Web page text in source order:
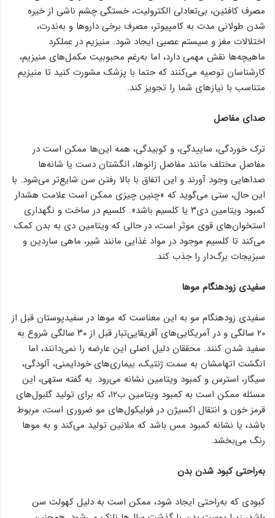
مصرف کافئین، بی‌تعادلی الکترولیت، خستگی چشم ناشی از خیره
شدن طولانی مدت به کامپیوتر، مصرف برخی داروها و به‌ندرت،
اختلالات مغز و سیستم عصبی ایجاد شود. منیزیم در عملکرد
ماهیچه‌ها نقش مهمی دارد، اما به‌رغم محبوبیت مکمل‌های منیزیم،‌
کارشناسان توصیه می‌کنند که حتما با پزشک مشورت کنید تا منیزیم
متناسب با نیازهای شما را تجویز کند.
صدای مفاصل
ترک خوردگی، ساییدگی، و کوبیدگی، همه این‌ها ممکن است در
مفاصل مختلف مانند مفاصل زانوها، انگشتان دست یا شانه‌ها
صداهایی وجود آورند و این اتفاق با بالا رفتن سن شایع‌تر می‌شود. با
این حال، ستی می‌گوید که «چنین چیزی ممکن است علامت هشدار
کمبود ویتامین دی‌۳ یا کلسیم باشد». کلسیم در ساخت و نگهداری
استخوان‌های قوی موثر است، در حالی که ویتامین دی به بدن کمک
می‌کند تا کلسیم موجود در مواد غذایی مانند شیر، ماهی ساردین و
سبزیجات برگ‌دار را جذب کند.
سفیدی زودهنگام موها
سفیدی زودهنگام مو به این معناست که موها در سفیدپوستان قبل از
۲۰ سالگی و در آمریکایی‌های آفریقایی‌تبار قبل از ۳۰ سالگی شروع به
سفید شدن کنند. محققان دلیل اصلی این عارضه را نمی‌دانند، اما
انگشت اتهامشان به سمت ژنتیک، بیماری‌های خودایمنی، آلودگی،
سیگار، استرس و کمبود ویتامین نشانه می‌رود. به گفته ستهی، این
مسئله ممکن است به کمبود ویتامین ب۱۲، که برای تولید گلبول‌های
قرمز خون و انتقال اکسیژن در فولیکول‌های مو ضروری است، مربوط
باشد، یا نشانه کمبود مس باشد که ملانین تولید می‌کند و به موها
رنگ‌ می‌بخشد.
به‌راحتی کبود شدن بدن
کبودی که به‌راحتی ایجاد شود، ممکن است به دلیل کهولت سن